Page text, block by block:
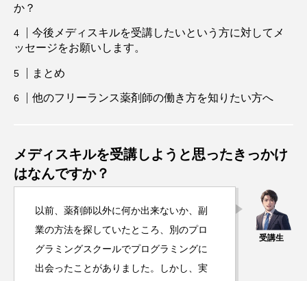
か？
今後メディスキルを受講したいという方に対してメ
ッセージをお願いします。
まとめ
他のフリーランス薬剤師の働き方を知りたい方へ
メディスキルを受講しようと思ったきっかけ
はなんですか？
以前、薬剤師以外に何か出来ないか、副
業の方法を探していたところ、別のプロ
グラミングスクールでプログラミングに
出会ったことがありました。しかし、実